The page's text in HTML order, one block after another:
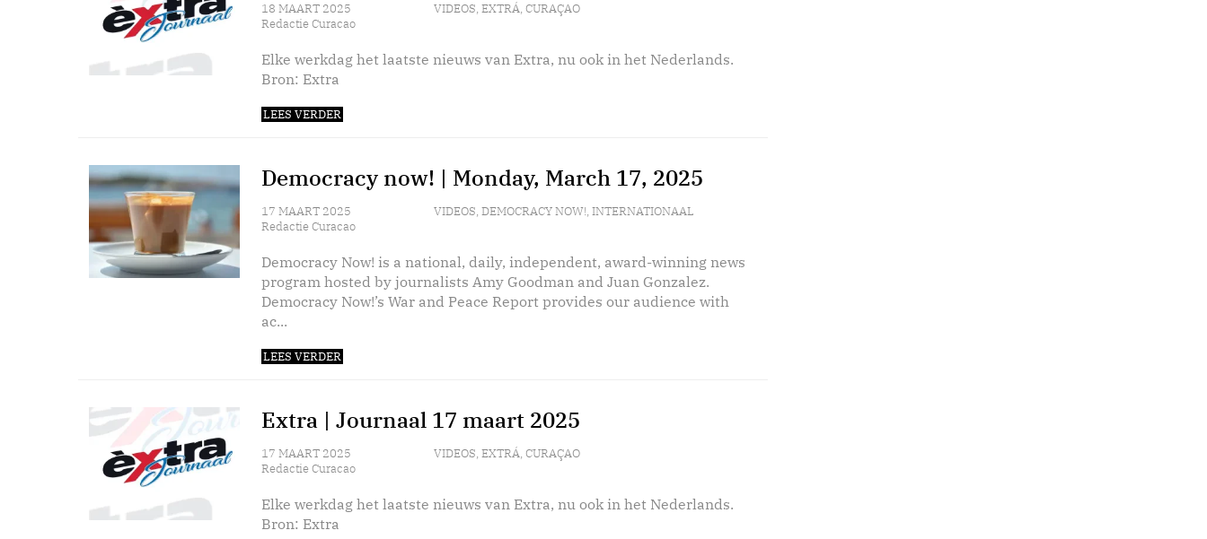
18 MAART 2025
Redactie Curacao
VIDEOS, EXTRÁ, CURAÇAO
Elke werkdag het laatste nieuws van Extra, nu ook in het Nederlands.
Bron: Extra
LEES VERDER
Democracy now! | Monday, March 17, 2025
17 MAART 2025
Redactie Curacao
VIDEOS, DEMOCRACY NOW!, INTERNATIONAAL
Democracy Now! is a national, daily, independent, award-winning news
program hosted by journalists Amy Goodman and Juan Gonzalez.
Democracy Now!’s War and Peace Report provides our audience with
ac...
LEES VERDER
Extra | Journaal 17 maart 2025
17 MAART 2025
Redactie Curacao
VIDEOS, EXTRÁ, CURAÇAO
Elke werkdag het laatste nieuws van Extra, nu ook in het Nederlands.
Bron: Extra